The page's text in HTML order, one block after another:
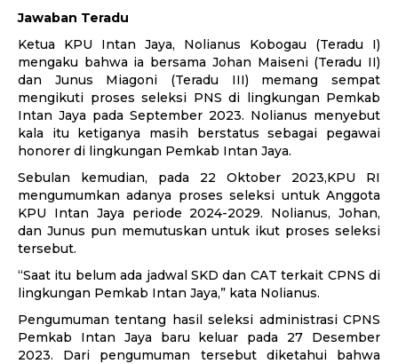
Jawaban Teradu
Ketua KPU Intan Jaya, Nolianus Kobogau (Teradu I)
mengaku bahwa ia bersama Johan Maiseni (Teradu II)
dan Junus Miagoni (Teradu III) memang sempat
mengikuti proses seleksi PNS di lingkungan Pemkab
Intan Jaya pada September 2023. Nolianus menyebut
kala itu ketiganya masih berstatus sebagai pegawai
honorer di lingkungan Pemkab Intan Jaya.
Sebulan kemudian, pada 22 Oktober 2023,KPU RI
mengumumkan adanya proses seleksi untuk Anggota
KPU Intan Jaya periode 2024-2029. Nolianus, Johan,
dan Junus pun memutuskan untuk ikut proses seleksi
tersebut.
“Saat itu belum ada jadwal SKD dan CAT terkait CPNS di
lingkungan Pemkab Intan Jaya,” kata Nolianus.
Pengumuman tentang hasil seleksi administrasi CPNS
Pemkab Intan Jaya baru keluar pada 27 Desember
2023. Dari pengumuman tersebut diketahui bahwa